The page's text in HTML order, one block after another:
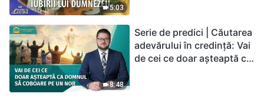
5:03
8:48
Serie de predici | Căutarea
adevărului în credință: Vai
de cei ce doar așteaptă ca